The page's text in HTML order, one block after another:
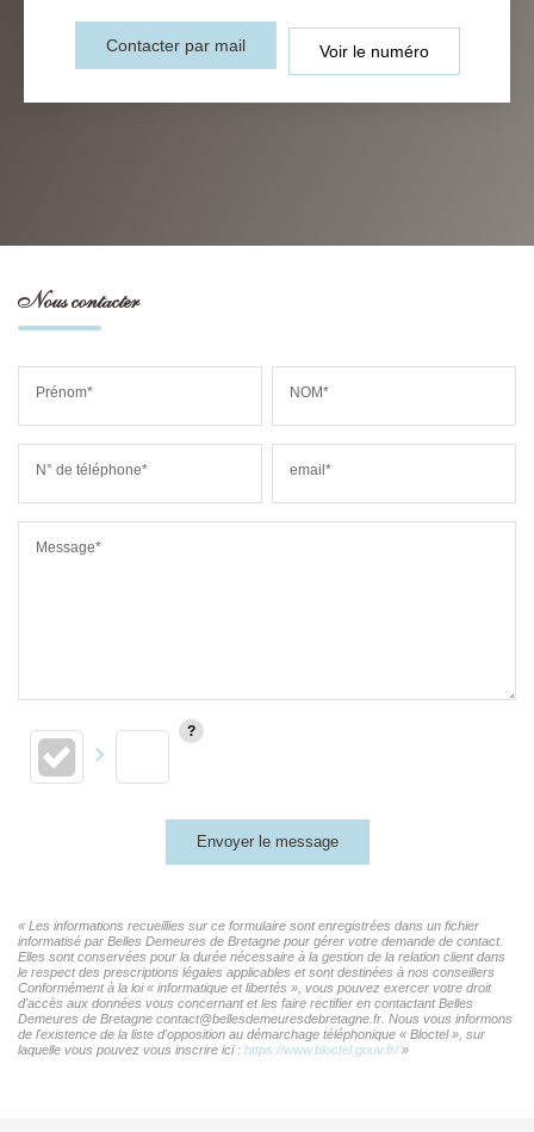
Contacter par mail Voir le numéro
Nous contacter
Prénom* NOM*
N° de téléphone* email*
Message*
Envoyer le message
« Les informations recueillies sur ce formulaire sont enregistrées dans un fichier
informatisé par Belles Demeures de Bretagne pour gérer votre demande de contact.
Elles sont conservées pour la durée nécessaire à la gestion de la relation client dans
le respect des prescriptions légales applicables et sont destinées à nos conseillers
Conformément à la loi « informatique et libertés », vous pouvez exercer votre droit
d'accès aux données vous concernant et les faire rectifier en contactant Belles
Demeures de Bretagne contact@bellesdemeuresdebretagne.fr. Nous vous informons
de l'existence de la liste d'opposition au démarchage téléphonique « Bloctel », sur
laquelle vous pouvez vous inscrire ici : https://www.bloctel.gouv.fr/»